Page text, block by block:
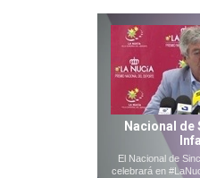
Nacional de
El Nacional de
celebrará en